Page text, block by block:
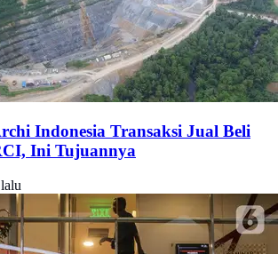
Indonesia Transaksi Jual Beli
Ini Tujuannya